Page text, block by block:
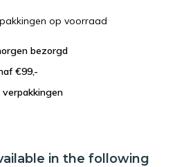
op voorraad
bezorgd
€99,-
verpakkingen
in the following